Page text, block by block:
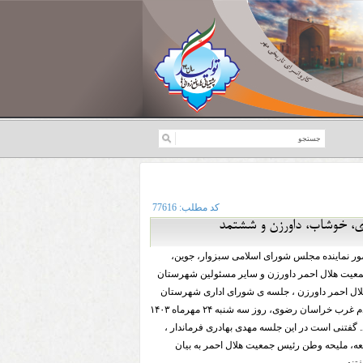
کد مطلب: 77616
خوشاب، داورزن و ششتمد
نماینده مجلس شورای اسلامی سبزوار، جوین،
هلال احمر داورزن و سایر مسئولین شهرستان
احمر داورزن ، جلسه ی شورای اداری شهرستان
داورزن با حضور محمدرضا محسنی نماینده مردم غرب خراسان رضوی، روز سه شنبه ۲۴ مهرماه ۱۴۰۳
است در این جلسه مهدی بهادری فرماندار ،
ملیحه وطن رئيس جمعیت هلال احمر به بیان